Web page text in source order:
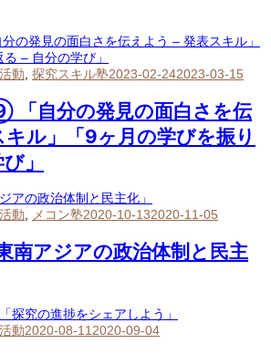
動, 探究スキル塾2023-02-242023-03-15
「自分の発見の面白さを伝
キル」「9ヶ月の学びを振り
」
動, メコン塾2020-10-132020-11-05
アジアの政治体制と民主
動2020-08-11 2020-09-04